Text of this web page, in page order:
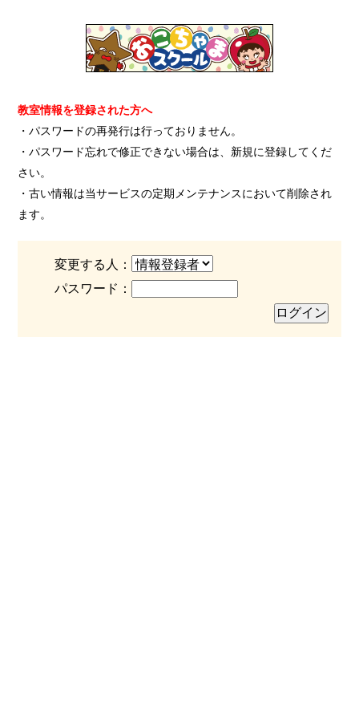
教室情報を登録された方へ
・パスワードの再発行は行っておりません。
・パスワード忘れで修正できない場合は、新規に登録してくだ
さい。
・古い情報は当サービスの定期メンテナンスにおいて削除され
ます。
変更する人：
パスワード：